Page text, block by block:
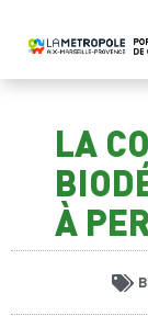
LA
À